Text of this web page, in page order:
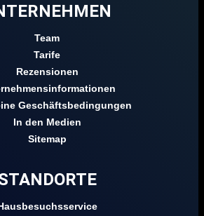
Team
Tarife
Rezensionen
Geschäftsbedingungen
In den Medien
Sitemap